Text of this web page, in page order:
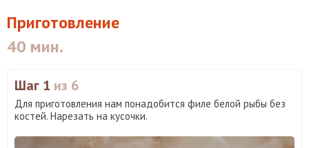
Приготовление
40 мин.
Шаг 1 из 6
Для приготовления нам понадобится филе белой рыбы без
костей. Нарезать на кусочки.